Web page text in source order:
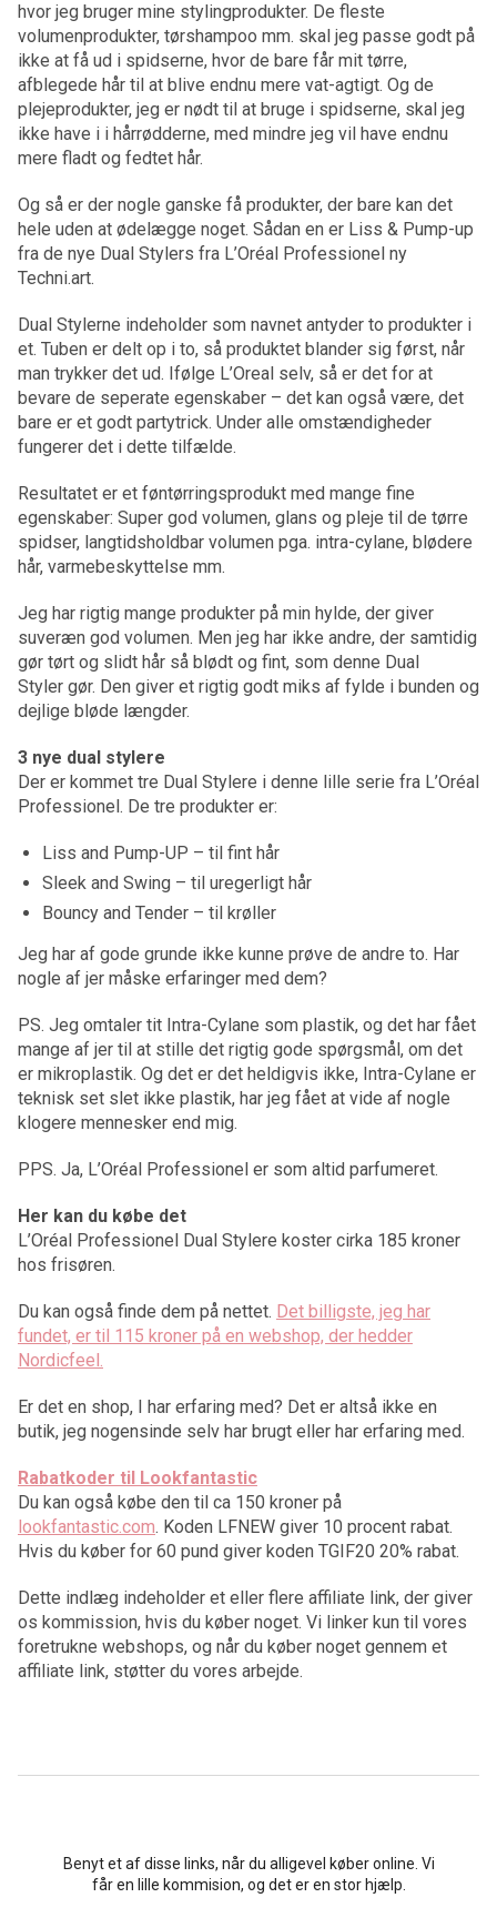
hvor jeg bruger mine stylingprodukter. De fleste
volumenprodukter, tørshampoo mm. skal jeg passe godt på
ikke at få ud i spidserne, hvor de bare får mit tørre,
afblegede hår til at blive endnu mere vat-agtigt. Og de
plejeprodukter, jeg er nødt til at bruge i spidserne, skal jeg
ikke have i i hårrødderne, med mindre jeg vil have endnu
mere fladt og fedtet hår.
Og så er der nogle ganske få produkter, der bare kan det
hele uden at ødelægge noget. Sådan en er Liss & Pump-up
fra de nye Dual Stylers fra L’Oréal Professionel ny
Techni.art.
Dual Stylerne indeholder som navnet antyder to produkter i
et. Tuben er delt op i to, så produktet blander sig først, når
man trykker det ud. Ifølge L’Oreal selv, så er det for at
bevare de seperate egenskaber – det kan også være, det
bare er et godt partytrick. Under alle omstændigheder
fungerer det i dette tilfælde.
Resultatet er et føntørringsprodukt med mange fine
egenskaber: Super god volumen, glans og pleje til de tørre
spidser, langtidsholdbar volumen pga. intra-cylane, blødere
hår, varmebeskyttelse mm.
Jeg har rigtig mange produkter på min hylde, der giver
suveræn god volumen. Men jeg har ikke andre, der samtidig
gør tørt og slidt hår så blødt og fint, som denne Dual
Styler gør. Den giver et rigtig godt miks af fylde i bunden og
dejlige bløde længder.
3 nye dual stylere
Der er kommet tre Dual Stylere i denne lille serie fra L’Oréal
Professionel. De tre produkter er:
Liss and Pump-UP – til fint hår
Sleek and Swing – til uregerligt hår
Bouncy and Tender – til krøller
Jeg har af gode grunde ikke kunne prøve de andre to. Har
nogle af jer måske erfaringer med dem?
PS. Jeg omtaler tit Intra-Cylane som plastik, og det har fået
mange af jer til at stille det rigtig gode spørgsmål, om det
er mikroplastik. Og det er det heldigvis ikke, Intra-Cylane er
teknisk set slet ikke plastik, har jeg fået at vide af nogle
klogere mennesker end mig.
PPS. Ja, L’Oréal Professionel er som altid parfumeret.
Her kan du købe det
L’Oréal Professionel Dual Stylere koster cirka 185 kroner
hos frisøren.
Du kan også finde dem på nettet. Det billigste, jeg har
fundet, er til 115 kroner på en webshop, der hedder
Nordicfeel.
Er det en shop, I har erfaring med? Det er altså ikke en
butik, jeg nogensinde selv har brugt eller har erfaring med.
Rabatkoder til Lookfantastic
Du kan også købe den til ca 150 kroner på
lookfantastic.com. Koden LFNEW giver 10 procent rabat.
Hvis du køber for 60 pund giver koden TGIF20 20% rabat.
Dette indlæg indeholder et eller flere affiliate link, der giver
os kommission, hvis du køber noget. Vi linker kun til vores
foretrukne webshops, og når du køber noget gennem et
affiliate link, støtter du vores arbejde.
Benyt et af disse links, når du alligevel køber online. Vi
får en lille kommision, og det er en stor hjælp.